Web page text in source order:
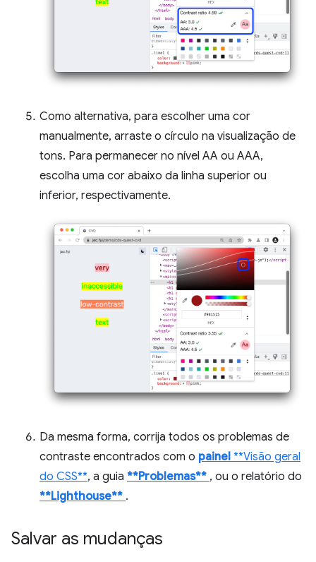
Como alternativa, para escolher uma cor
manualmente, arraste o círculo na visualização de
tons. Para permanecer no nível AA ou AAA,
escolha uma cor abaixo da linha superior ou
inferior, respectivamente.
Da mesma forma, corrija todos os problemas de
contraste encontrados com o painel **Visão geral
do CSS**, a guia **Problemas** , ou o relatório do
**Lighthouse** .
Salvar as mudanças